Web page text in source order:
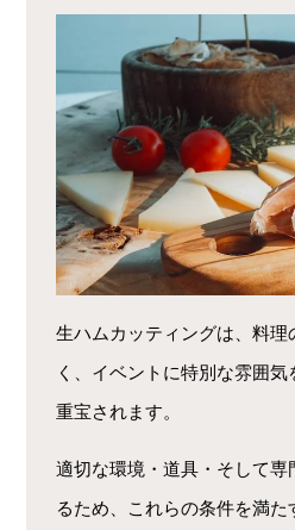
生ハムカッティングは、料理
く、イベントに特別な雰囲
重宝されます。
適切な環境・道具・そして専
るため、これらの条件を満た